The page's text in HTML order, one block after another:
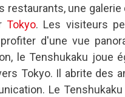
restaurants, une
Tokyo. Les visiteurs
d'une vue
le Tenshukaku joue
Tokyo. Il abrite des
Le